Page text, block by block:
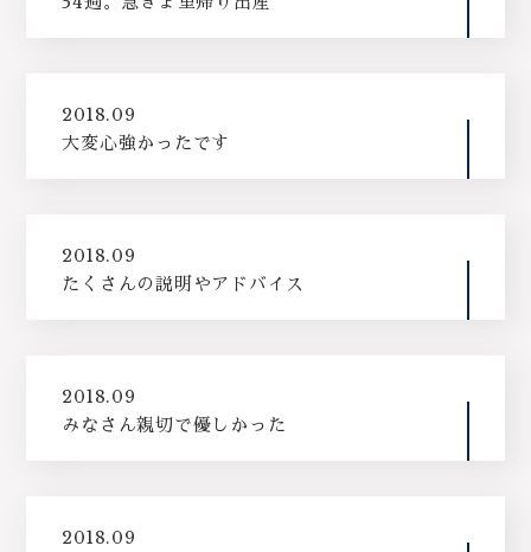
2018.09
大変心強かったです
2018.09
たくさんの説明やアドバイス
2018.09
みなさん親切で優しかった
2018.09